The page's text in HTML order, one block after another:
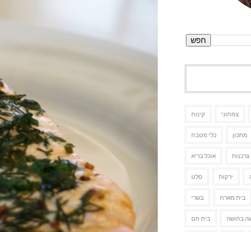
קינוח צמחוני
כלי מטבח מתכון
אוכל בריא צרכנות
סלט ירקות
בשרי בית מארח
בית חם בחושה